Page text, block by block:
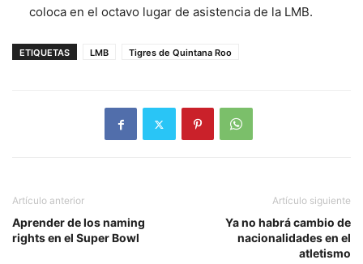
coloca en el octavo lugar de asistencia de la LMB.
ETIQUETAS LMB Tigres de Quintana Roo
Artículo anterior
Aprender de los naming
rights en el Super Bowl
Artículo siguiente
Ya no habrá cambio de
nacionalidades en el
atletismo